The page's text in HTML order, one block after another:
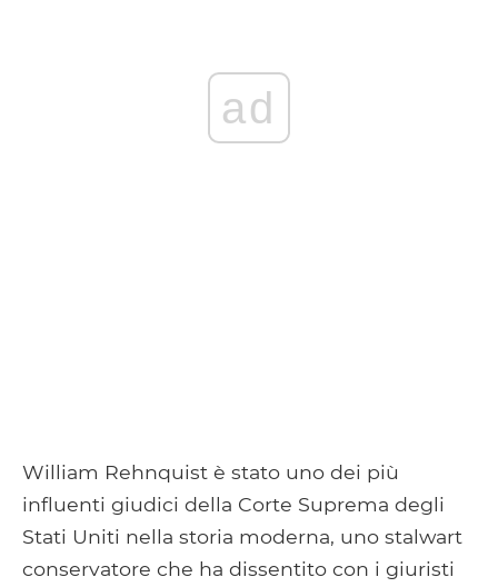
ad
William Rehnquist è stato uno dei più
influenti giudici della Corte Suprema degli
Stati Uniti nella storia moderna, uno stalwart
conservatore che ha dissentito con i giuristi